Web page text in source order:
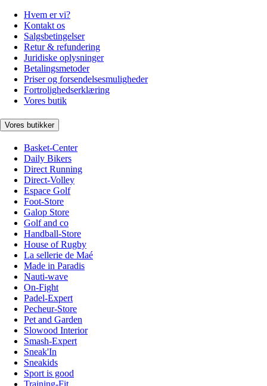
Hvem er vi?
Kontakt os
Salgsbetingelser
Retur & refundering
Juridiske oplysninger
Betalingsmetoder
Priser og forsendelsesmuligheder
Fortrolighedserklæring
Vores butik
Vores butikker
Basket-Center
Daily Bikers
Direct Running
Direct-Volley
Espace Golf
Foot-Store
Galop Store
Golf and co
Handball-Store
House of Rugby
La sellerie de Maé
Made in Paradis
Nauti-wave
On-Fight
Padel-Expert
Pecheur-Store
Pet and Garden
Slowood Interior
Smash-Expert
Sneak'In
Sneakids
Sport is good
Training-Fit